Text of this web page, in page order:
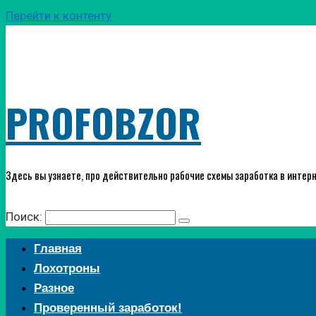
Перейти к контенту
PROFOBZOR
Здесь вы узнаете, про действительно рабочие схемы заработка в
Поиск:
Главная
Лохотроны
Разное
Проверенный заработок!